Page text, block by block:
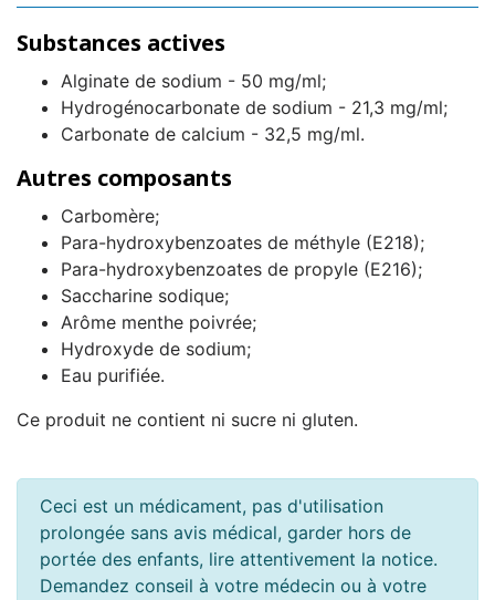
Substances actives
Alginate de sodium - 50 mg/ml;
Hydrogénocarbonate de sodium - 21,3 mg/ml;
Carbonate de calcium - 32,5 mg/ml.
Autres composants
Carbomère;
Para-hydroxybenzoates de méthyle (E218);
Para-hydroxybenzoates de propyle (E216);
Saccharine sodique;
Arôme menthe poivrée;
Hydroxyde de sodium;
Eau purifiée.
Ce produit ne contient ni sucre ni gluten.
Ceci est un médicament, pas d'utilisation
prolongée sans avis médical, garder hors de
portée des enfants, lire attentivement la notice.
Demandez conseil à votre médecin ou à votre